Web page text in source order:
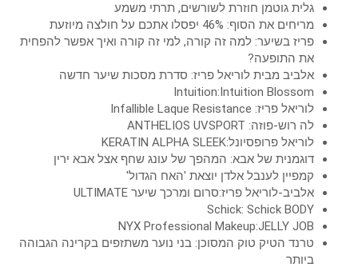
גלית גוטמן חוזרת לשורשים, תרתי משמע
מריחים את הסוף: 46% יפסלו אתכם על חולצה מיוזעת
פריז בשיער: למה זה קורה, למי זה קורה ואיך אפשר להפחית
את התופעה?
אלביב מבית לוריאל פריז: סדרת מסכות שיער חדשה
Intuition:Intuition Blossom
לוריאל פריז: Infallible Laque Resistance
לה רוש-פוזה: ANTHELIOS UVSPORT
לוריאל פרופסיונל:KERATIN ALPHA SLEEK
דוגמנית של אבא: המהפך של עונג שחף אצל אבא ירין
קמפיין לענבל אלדן יוצאת 'האח הגדול'
אלביב-לוריאל פריז:סרום ומרכך שיער ULTIMATE
Schick: Schick BODY
NYX Professional Makeup:JELLY JOB
טרנד הטיק טוק המסוכן: בני נוער משתזפים בקרינה הגבוהה
ביותר